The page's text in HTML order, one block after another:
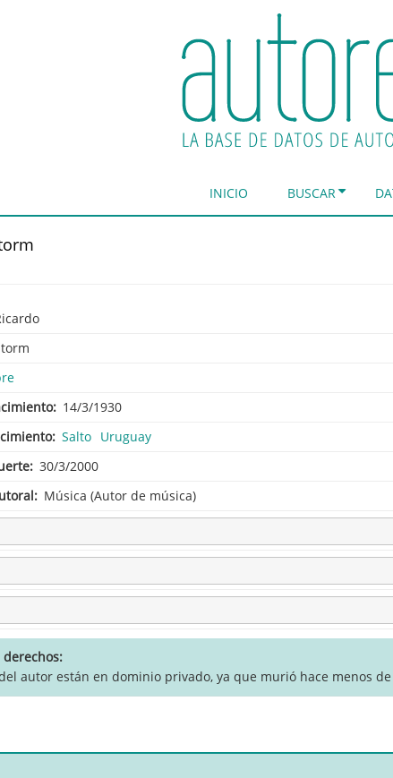
INICIO BUSCAR
14/3/1930
Salto Uruguay
30/3/2000
Música (Autor de música)
derechos
autor están en dominio privado, ya que murió hace menos de